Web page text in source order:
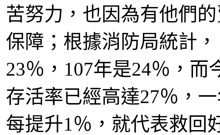
苦努力，也因為有他們
保障；根據消防局統計
23％，107年是24％，而
存活率已經高達27％，
每提升1％，就代表救回